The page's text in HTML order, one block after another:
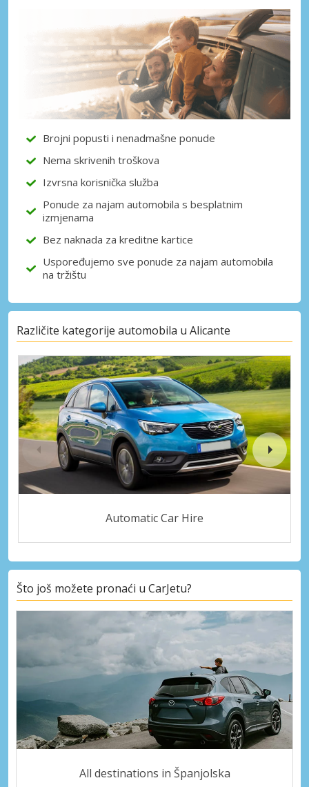
Brojni popusti i nenadmašne ponude
Nema skrivenih troškova
Izvrsna korisnička služba
Ponude za najam automobila s besplatnim
izmjenama
Bez naknada za kreditne kartice
Uspoređujemo sve ponude za najam automobila
na tržištu
Različite kategorije automobila u Alicante
Automatic Car Hire
Što još možete pronaći u CarJetu?
All destinations in Španjolska